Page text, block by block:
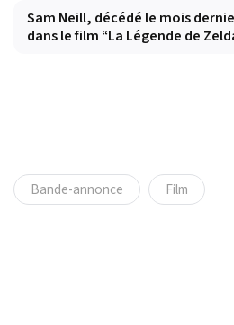
Sam Neill, décédé le mois
dans le film “La Légende de
Bande-annonce Film